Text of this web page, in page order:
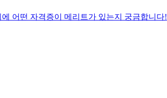
어떤 자격증이 메리트가 있는지 궁금합니다!